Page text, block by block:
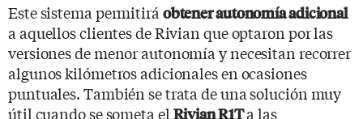
Este sistema permitirá obtener autonomía adicional
a aquellos clientes de Rivian que optaron por las
versiones de menor autonomía y necesitan recorrer
algunos kilómetros adicionales en ocasiones
puntuales. También se trata de una solución muy
útil cuando se someta el Rivian R1Ta las